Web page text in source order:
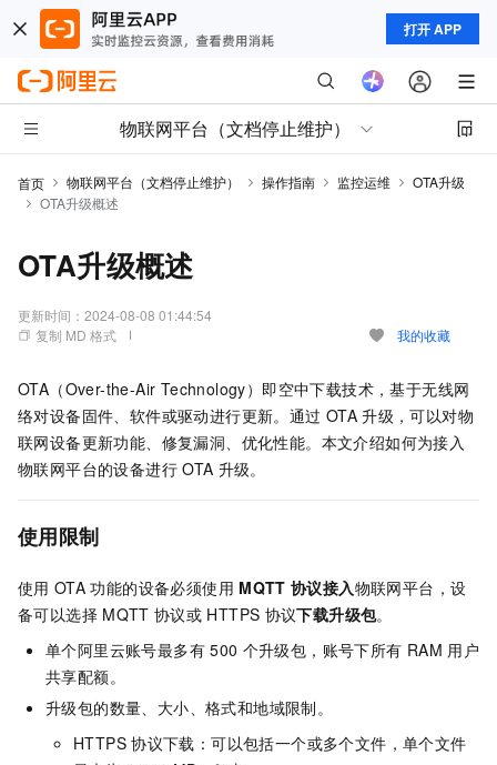
打开 APP
物联网平台（文档停止维护）
首页 物联网平台（文档停止维护） 操作指南 监控运维
OTA升级
OTA升级概述
OTA升级概述
更新时间： 2024-08-08 01:44:54
复制 MD 格式
我的收藏
OTA（Over-the-Air Technology）即空中下载技术，基于无线网
络对设备固件、软件或驱动进行更新。通过 OTA 升级，可以对物
联网设备更新功能、修复漏洞、优化性能。本文介绍如何为接入
物联网平台的设备进行 OTA 升级。
使用限制
使用 OTA 功能的设备必须使用 MQTT 协议接入物联网平台，设
备可以选择 MQTT 协议或 HTTPS 协议下载升级包。
单个阿里云账号最多有 500 个升级包，账号下所有 RAM 用户
共享配额。
升级包的数量、大小、格式和地域限制。
HTTPS 协议下载：可以包括一个或多个文件，单个文件